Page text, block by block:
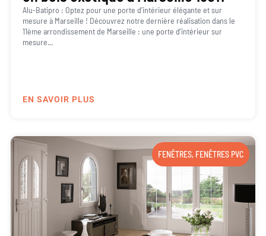
Alu-Batipro : Optez pour une porte d’intérieur élégante et sur
mesure à Marseille ! Découvrez notre dernière réalisation dans le
11ème arrondissement de Marseille : une porte d’intérieur sur
mesure...
EN SAVOIR PLUS
FENÊTRES, FENÊTRES PVC